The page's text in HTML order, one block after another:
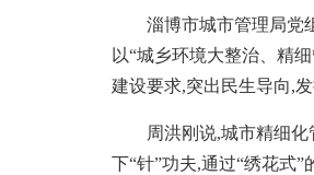
淄博市城市管理局党组
以“城乡环境大整治、精
建设要求,突出民生导向,
周洪刚说,城市精细化管
下“针”功夫,通过“绣花式”